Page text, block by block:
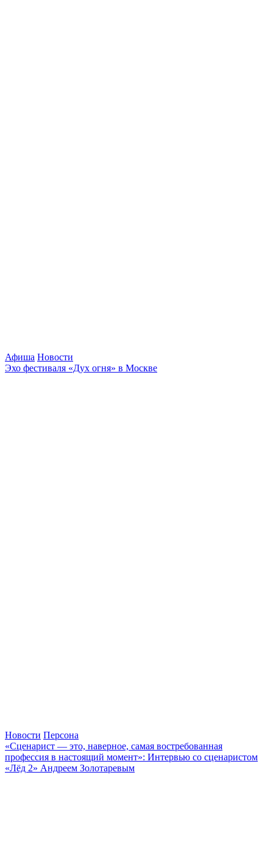
Афиша Новости
Эхо фестиваля «Дух огня» в Москве
Новости Персона
«Сценарист — это, наверное, самая востребованная
профессия в настоящий момент»: Интервью со сценаристом
«Лёд 2» Андреем Золотаревым